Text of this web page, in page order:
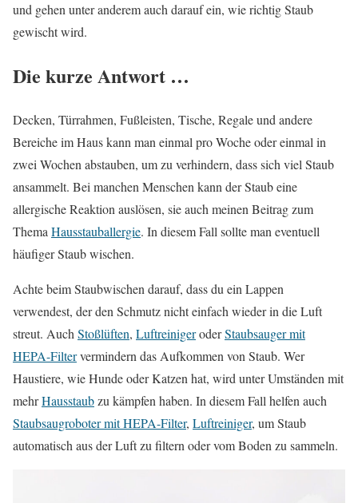
und gehen unter anderem auch darauf ein, wie richtig Staub
gewischt wird.
Die kurze Antwort …
Decken, Türrahmen, Fußleisten, Tische, Regale und andere
Bereiche im Haus kann man einmal pro Woche oder einmal in
zwei Wochen abstauben, um zu verhindern, dass sich viel Staub
ansammelt. Bei manchen Menschen kann der Staub eine
allergische Reaktion auslösen, sie auch meinen Beitrag zum
Thema Hausstauballergie. In diesem Fall sollte man eventuell
häufiger Staub wischen.
Achte beim Staubwischen darauf, dass du ein Lappen
verwendest, der den Schmutz nicht einfach wieder in die Luft
streut. Auch Stoßlüften, LuftreinigeroderStaubsauger mit
HEPA-Filtervermindern das Aufkommen von Staub. Wer
Haustiere, wie Hunde oder Katzen hat, wird unter Umständen mit
mehrHausstaubzu kämpfen haben. In diesem Fall helfen auch
Staubsaugroboter mit HEPA-Filter, Luftreiniger, um Staub
automatisch aus der Luft zu filtern oder vom Boden zu sammeln.